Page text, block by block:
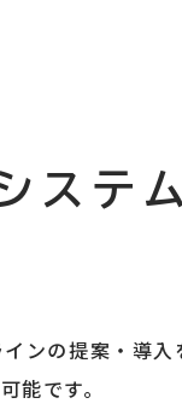
ステム
ンの提案・導
能です。